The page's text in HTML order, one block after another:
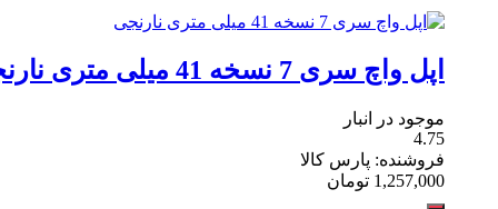
اپل واچ سری 7 نسخه 41 میلی متری نارنجی
موجود در انبار
4.75
فروشنده: پارس کالا
1,257,000 تومان